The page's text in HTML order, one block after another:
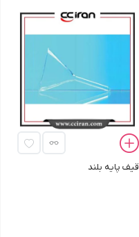
قیف پایه بلند